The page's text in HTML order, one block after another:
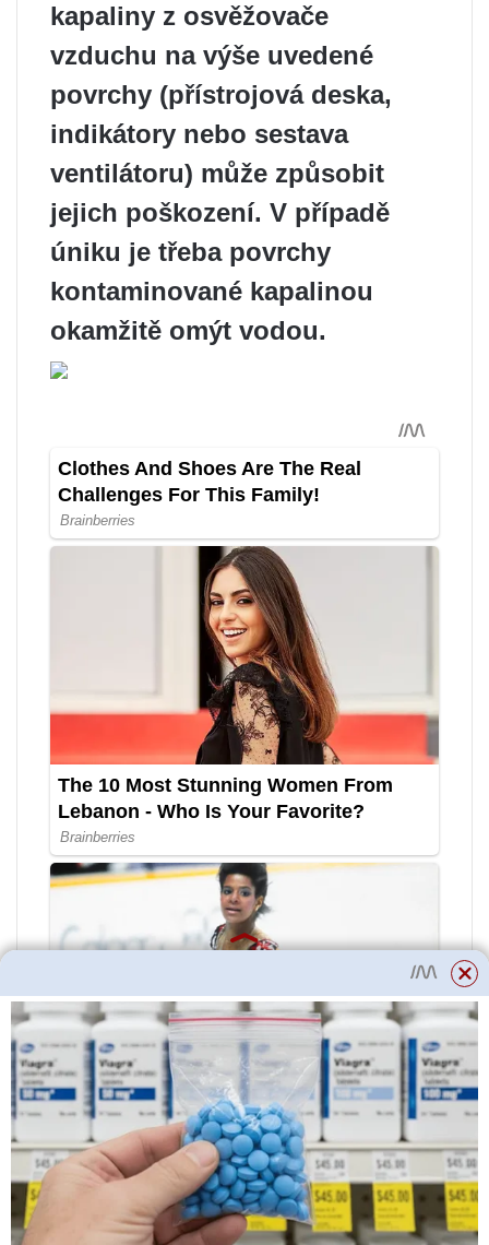
kapaliny z osvěžovače
vzduchu na výše uvedené
povrchy (přístrojová deska,
indikátory nebo sestava
ventilátoru) může způsobit
jejich poškození. V případě
úniku je třeba povrchy
kontaminované kapalinou
okamžitě omýt vodou.